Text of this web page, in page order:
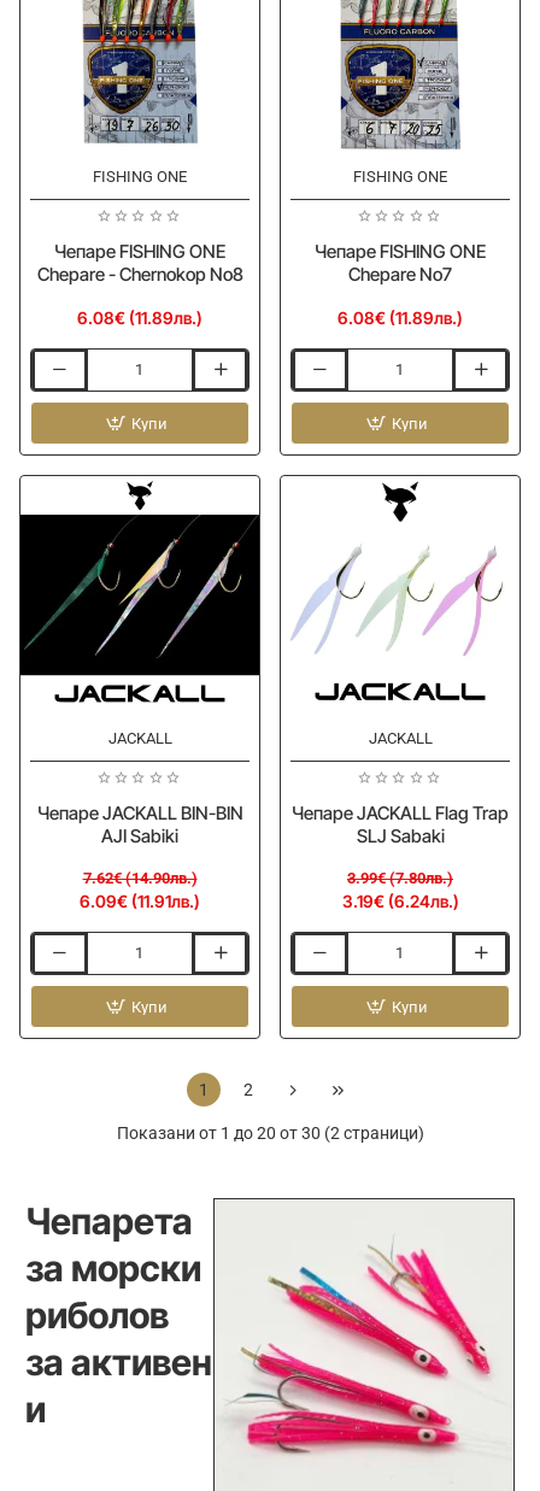
Чепарета
за морски
риболов
за активен
и
0.51mm-
0.41mm
FISHING ONE
Чепаре FISHING ONE
Chepare - Chernokop No8
6.08€ (11.89лв.)
FISHING
Chepare
-
No8
Купи
FISHING ONE
Чепаре FISHING ONE
Chepare No7
6.08€ (11.89лв.)
FISHING
Chepare
No7
Купи
JACKALL
Чепаре JACKALL BIN-BIN
AJI Sabiki
6.09€ (11.91лв.)
7.62€ (14.90лв.)
JACKALL
BIN
Купи
JACKALL
Чепаре JACKALL Flag Trap
SLJ Sabaki
3.19€ (6.24лв.)
3.99€ (7.80лв.)
JACKALL
Trap
Купи
1 2
Показани от 1 до 20 от 30 (2 страници)